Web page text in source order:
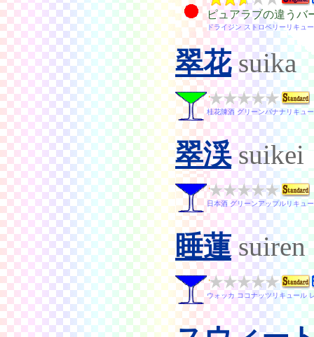
ピュアラブの違うバ
ドライジン ストロベリーリキュ
翠花 suika
桂花陳酒 グリーンバナナリキュ
翠渓 suikei
日本酒 グリーンアップルリキュ
睡蓮 suiren
ウォッカ ココナッツリキュール